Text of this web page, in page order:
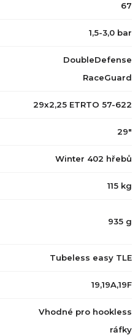
67
1,5-3,0 bar
DoubleDefense
RaceGuard
29x2,25 ETRTO 57-622
29"
Winter 402 hřebů
115 kg
935 g
Tubeless easy TLE
19,19A,19F
Vhodné pro hookless
ráfky